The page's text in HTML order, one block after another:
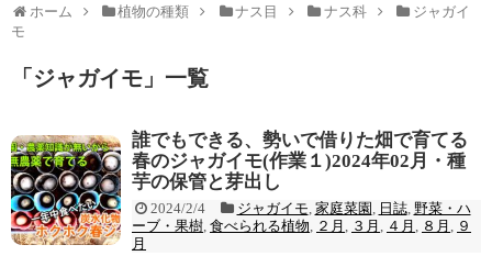
ホーム 植物の種類 ナス目 ナス科
ジャガイ
モ
「 ジャガイモ 」 一覧
誰でもできる、勢いで借りた畑で育てる
春のジャガイモ(作業１)2024年02月・種
芋の保管と芽出し
2024/2/4 ジャガイモ 家庭菜園 日誌, 野菜・ハ
ーブ・果樹 食べられる植物 ２月 ３月 ４月 ８月
９
月